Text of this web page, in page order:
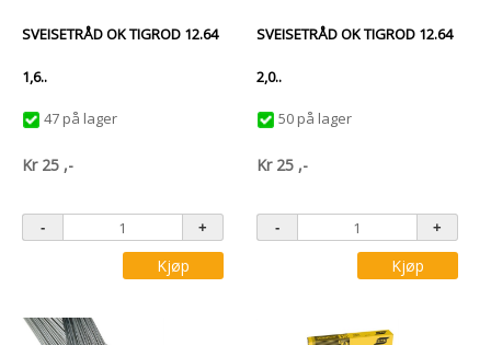
SVEISETRÅD OK TIGROD 12.64
1,6..
47 på lager
Kr 25 ,-
Kjøp
SVEISETRÅD OK TIGROD 12.64
2,0..
50 på lager
Kr 25 ,-
Kjøp